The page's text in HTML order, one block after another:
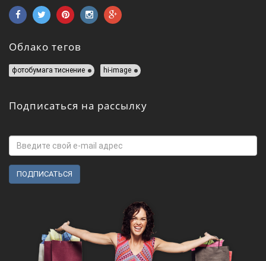
Облако тегов
фотобумага тиснение hi-image
Подписаться на рассылку